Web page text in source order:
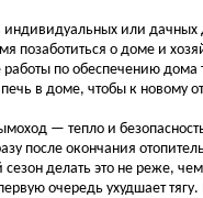
или дачных
позаботиться о доме и
по обеспечению
в доме, чтобы к новому
— тепло и
после окончания
сезон делать это не реже,
очередь ухудшает